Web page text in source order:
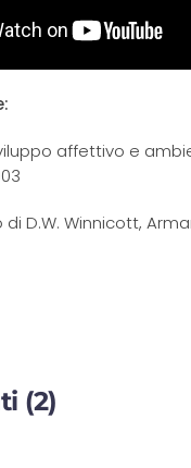
affettivo e
di D.W. Winnicott,
(2)